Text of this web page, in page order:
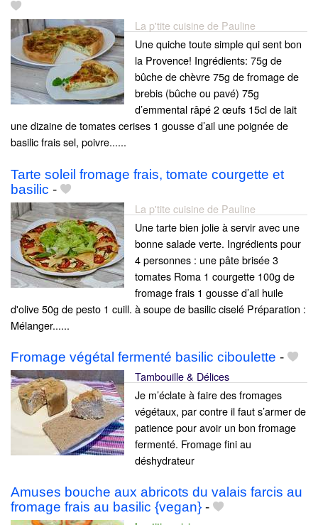
La p'tite cuisine de Pauline
Une quiche toute simple qui sent bon
la Provence! Ingrédients: 75g de
bûche de chèvre 75g de fromage de
brebis (bûche ou pavé) 75g
d’emmental râpé 2 œufs 15cl de lait
une dizaine de tomates cerises 1 gousse d’ail une poignée de
basilic frais sel, poivre......
Tarte soleil fromage frais, tomate courgette et
basilic -
La p'tite cuisine de Pauline
Une tarte bien jolie à servir avec une
bonne salade verte. Ingrédients pour
4 personnes : une pâte brisée 3
tomates Roma 1 courgette 100g de
fromage frais 1 gousse d’ail huile
d'olive 50g de pesto 1 cuill. à soupe de basilic ciselé Préparation :
Mélanger......
Fromage végétal fermenté basilic ciboulette -
Tambouille & Délices
Je m’éclate à faire des fromages
végétaux, par contre il faut s’armer de
patience pour avoir un bon fromage
fermenté. Fromage fini au
déshydrateur
Amuses bouche aux abricots du valais farcis au
fromage frais au basilic {vegan} -